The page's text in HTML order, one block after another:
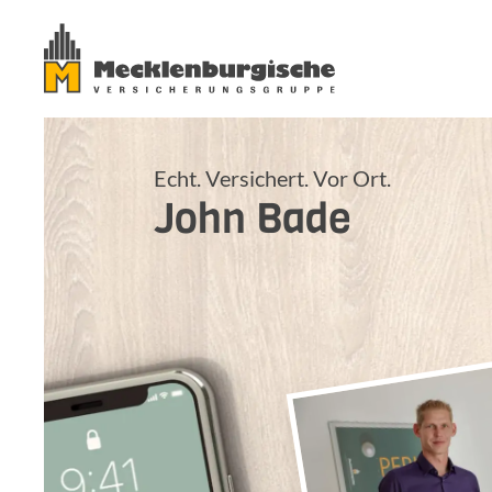
John Bade
Echt. Versichert. Vor Ort.